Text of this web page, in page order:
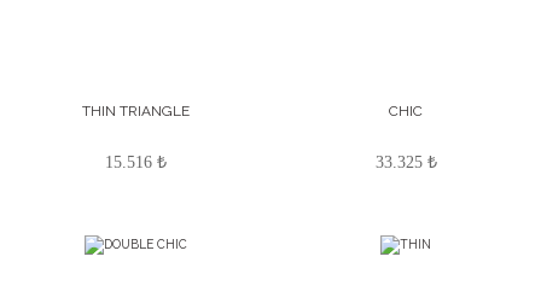
THIN TRIANGLE
15.516 ₺
CHIC
33.325 ₺